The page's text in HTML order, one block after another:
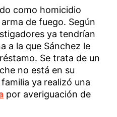
como homicidio
de fuego. Según
ya tendrían
a la que Sánchez le
Se trata de un
no está en su
ya realizó una
por averiguación de